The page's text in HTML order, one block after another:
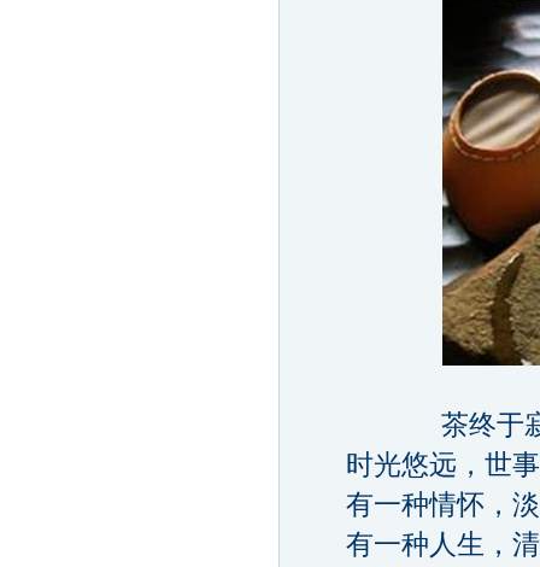
茶终于寂
时光悠远，世事
有一种情怀，淡
有一种人生，清